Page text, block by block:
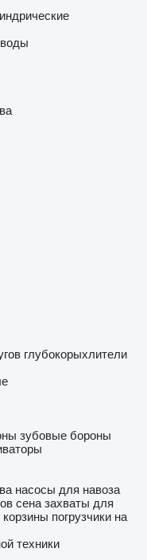
глубокорыхлители
зубовые бороны
насосы для навоза
сена захваты для
корзины погрузчики на
техники